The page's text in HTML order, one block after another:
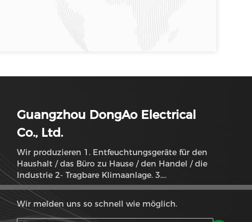
Guangzhou DongAo Electrical
Co., Ltd.
Wir produzieren 1. Entfeuchtungsgeräte für den
Haushalt / das Büro zu Hause / den Handel / die
Industrie 2- Tragbare Klimaanlage. 3.
Luftreinigung Dehumidifikationssystem
Wir melden uns so schnell wie möglich.